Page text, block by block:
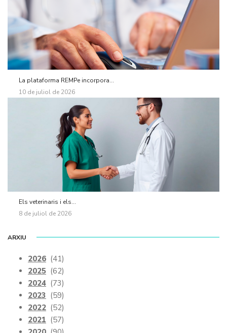
La plataforma REMPe incorpora...
10 de juliol de 2026
Els veterinaris i els...
8 de juliol de 2026
ARXIU
2026 (41)
2025 (62)
2024 (73)
2023 (59)
2022 (52)
2021 (57)